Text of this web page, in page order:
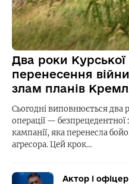
Два роки Курської
перенесення
злам планів
Сьогодні виповнюється два
операції —
кампанії, яка перенесла
агресора. Цей крок…
Актор і